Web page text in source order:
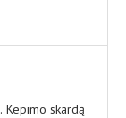
Kepimo skardą